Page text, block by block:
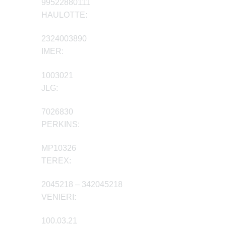
99522880111
HAULOTTE:
2324003890
IMER:
1003021
JLG:
7026830
PERKINS:
MP10326
TEREX:
2045218 – 342045218
VENIERI:
100.03.21